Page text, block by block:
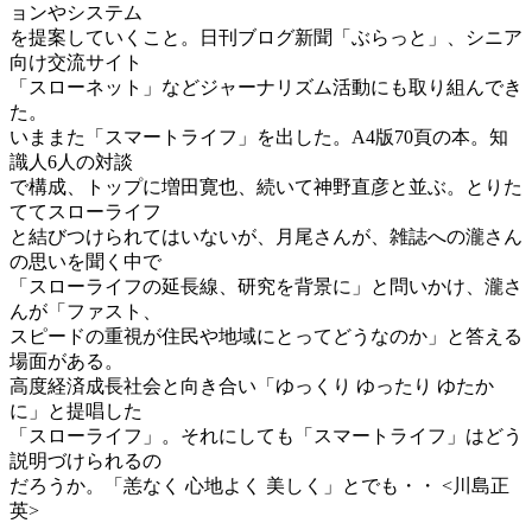
ョンやシステム
を提案していくこと。日刊ブログ新聞「ぶらっと」、シニア
向け交流サイト
「スローネット」などジャーナリズム活動にも取り組んでき
た。
いままた「スマートライフ」を出した。A4版70頁の本。知
識人6人の対談
で構成、トップに増田寛也、続いて神野直彦と並ぶ。とりた
ててスローライフ
と結びつけられてはいないが、月尾さんが、雑誌への瀧さん
の思いを聞く中で
「スローライフの延長線、研究を背景に」と問いかけ、瀧さ
んが「ファスト、
スピードの重視が住民や地域にとってどうなのか」と答える
場面がある。
高度経済成長社会と向き合い「ゆっくり ゆったり ゆたか
に」と提唱した
「スローライフ」。それにしても「スマートライフ」はどう
説明づけられるの
だろうか。「恙なく 心地よく 美しく」とでも・・ <川島正
英>